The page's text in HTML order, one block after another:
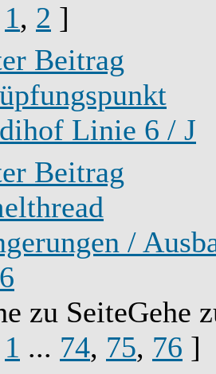
1, 2 ]
Linie 6 / J
/
Gehe
1 ... 74, 75, 76 ]